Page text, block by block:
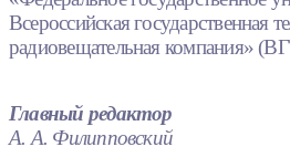
Всероссийская государственная
радиовещательная компания»
Главный редактор
А. А. Филипповский